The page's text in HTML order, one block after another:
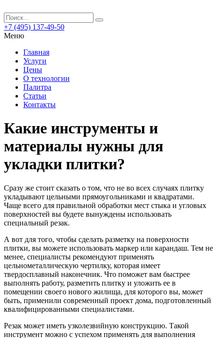
+7 (495) 137-49-50
Меню
Главная
Услуги
Цены
О технологии
Палитра
Статьи
Контакты
Какие инструменты и
материалы нужны для
укладки плитки?
Сразу же стоит сказать о том, что не во всех случаях плитку
укладывают цельными прямоугольниками и квадратами.
Чаще всего для правильной обработки мест стыка и угловых
поверхностей вы будете вынуждены использовать
специальный резак.
А вот для того, чтобы сделать разметку на поверхности
плитки, вы можете использовать маркер или карандаш. Тем не
менее, специалисты рекомендуют применять
цельнометаллическую чертилку, которая имеет
твердосплавный наконечник. Что поможет вам быстрее
выполнять работу, разметить плитку и уложить ее в
помещении своего нового жилища, для которого вы, может
быть, применили современный проект дома, подготовленный
квалифицированными специалистами.
Резак может иметь узколезвийную конструкцию. Такой
инструмент можно с успехом применять для выполнения